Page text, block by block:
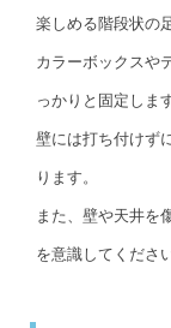
楽しめる階段状の
カラーボックスや
っかりと固定します
壁には打ち付けず
ります。
また、壁や天井を
を意識してください